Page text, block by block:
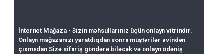
İnternet Mağaza - Sizin məhsullarınız üçün onlayn vitrindir.
Onlayn mağazanızı yaratdıqdan sonra müştərilər evindən
çıxmadan Sizə sifariş göndərə biləcək və onlayn ödəniş